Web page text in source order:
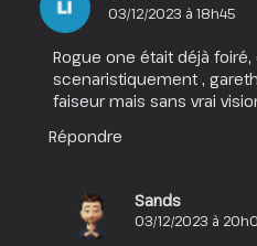
03/12/2023 à 18h45
Rogue one était déjà
scenaristiquement ,
faiseur mais sans vrai
Répondre
Sands
03/12/2023 à